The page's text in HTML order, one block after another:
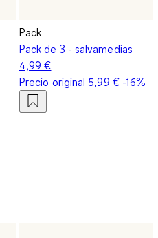
Pack
Pack de 3 - salvamedias
4,99 €
Precio original 5,99 €-16%